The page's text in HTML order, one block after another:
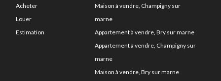
Acheter
Louer
Estimation
Maison à vendre, Champigny sur
marne
Appartement à vendre, Bry sur marne
Appartement à vendre, Champigny sur
marne
Maison à vendre, Bry sur marne